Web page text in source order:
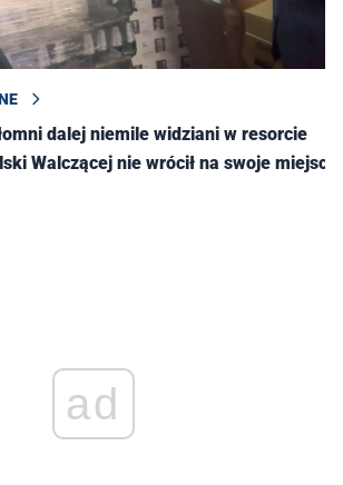
dalej niemile widziani w resorcie
Walczącej nie wrócił na swoje miejsce
ad